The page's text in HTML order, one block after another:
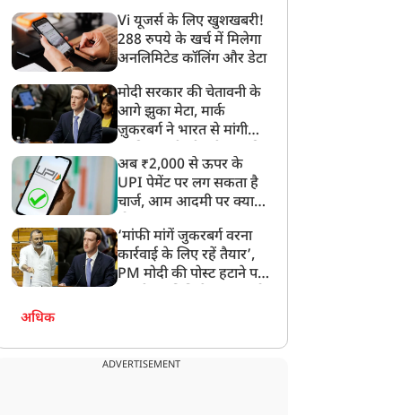
न्यूज
जंतर-मंतर पर इस्तीफा लहराने
‘भाई तो बहुत बने, सब छोड़कर
गया
Vi यूजर्स के लिए खुशखबरी!
288 रुपये के खर्च में मिलेगा
अनलिमिटेड कॉलिंग और डेटा
मोदी सरकार की चेतावनी के
आगे झुका मेटा, मार्क
ज़ुकरबर्ग ने भारत से मांगी
अब ₹2,000 से ऊपर के
UPI पेमेंट पर लग सकता है
चार्ज, आम आदमी पर क्या
‘मांफी मांगें जुकरबर्ग वरना
कार्रवाई के लिए रहें तैयार’,
PM मोदी की पोस्ट हटाने पर
अधिक
ADVERTISEMENT